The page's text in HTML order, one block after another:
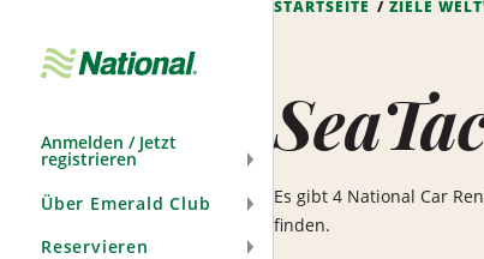
Anmelden / Jetzt
registrieren
Über Emerald Club
Reservieren
STARTSEITE ZIELE
Es gibt 4 National Car
finden.